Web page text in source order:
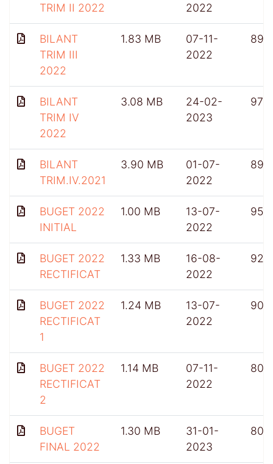
TRIM II 2022
2022
BILANT
TRIM III
2022
1.83 MB
07-11-
2022
896
BILANT
TRIM IV
2022
3.08 MB
24-02-
2023
979
BILANT
TRIM.IV.2021
3.90 MB
01-07-
2022
899
BUGET 2022
INITIAL
1.00 MB
13-07-
2022
953
BUGET 2022
RECTIFICAT
1.33 MB
16-08-
2022
922
BUGET 2022
RECTIFICAT
1
1.24 MB
13-07-
2022
900
BUGET 2022
RECTIFICAT
2
1.14 MB
07-11-
2022
804
BUGET
FINAL 2022
1.30 MB
31-01-
2023
807